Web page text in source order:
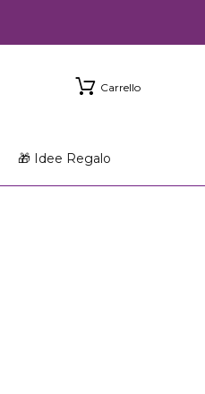
Carrello
🎁 Idee Regalo